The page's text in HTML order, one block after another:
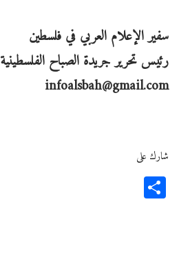
سفير الإعلام العربي في فلسطين
رئيس تحرير جريدة الصباح الفلسطينية
infoalsbah@gmail.com
شارك على